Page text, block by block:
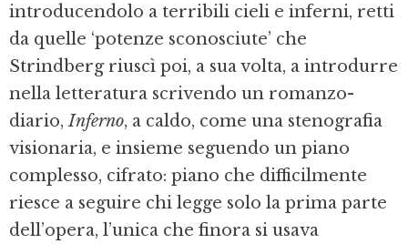
introducendolo a terribili cieli e inferni, retti
da quelle ‘potenze sconosciute’ che
Strindberg riuscì poi, a sua volta, a introdurre
nella letteratura scrivendo un romanzo-
diario,Inferno, a caldo, come una stenografia
visionaria, e insieme seguendo un piano
complesso, cifrato: piano che difficilmente
riesce a seguire chi legge solo la prima parte
dell’opera, l’unica che finora si usava